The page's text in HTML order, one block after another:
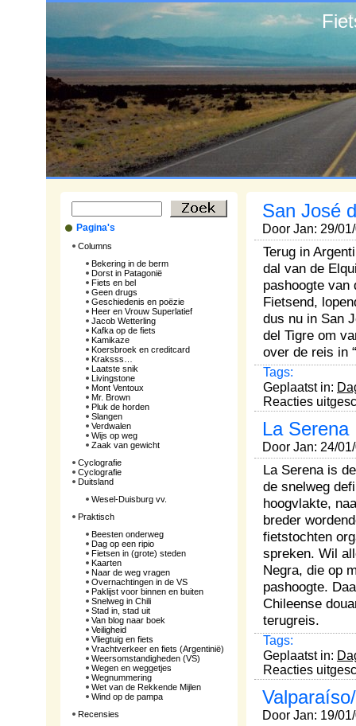
Pagina's
Columns
Bekering in de berm
Dorst in Patagonië
Fiets en bel
Geen drugs
Geschiedenis en poëzie
Heer en Vrouw Superlatief
Jacob Wetterling
Kafka op de fiets
Kamikaze
Koersbroek en creditcard
Kraksss…
Laatste snik
Livingstone
Mont Ventoux
Mr. Brown
Pluk de horden
Slangen
Verdwalen
Wijs op weg
Zaak van gewicht
Cyclografie
Cyclografie
Duitsland
Wesel-Duisburg vv.
Praktisch
Beesten onderweg
Dag op een ripio
Fietsen in (grote) steden
Kaarten
Naar de weg vragen
Overnachtingen in de VS
Paklijst voor binnen en buiten
Snelweg in Chili
Stad in, stad uit
Van blog naar boek
Veiligheid
Vliegtuig en fiets
Vrachtverkeer en fiets (Argentinië)
Weersomstandigheden (VS)
Wegen en weggetjes
Wegnummering
Wet van de Rekkende Mijlen
Wind op de pampa
Recensies
San José
Door Jan: 29/
Terug in
dal van de
pashoogte van
Fietsend,
dus nu in San
del Tigre om
over de reis in
Tags:
Geplaatst in:
Reacties
La Serena
Door Jan: 24/
La Serena is
de snelweg
hoogvlakte,
breder
fietstochten
spreken. Wil
Negra, die op
pashoogte.
Chileense
terugreis.
Tags:
Geplaatst in:
Reacties
Door Jan: 19/